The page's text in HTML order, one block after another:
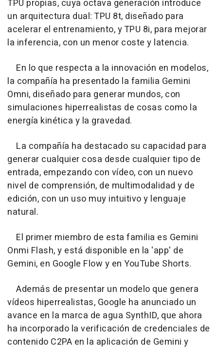
TPU propias, cuya octava generación introduce
un arquitectura dual: TPU 8t, diseñado para
acelerar el entrenamiento, y TPU 8i, para mejorar
la inferencia, con un menor coste y latencia.
En lo que respecta a la innovación en modelos,
la compañía ha presentado la familia Gemini
Omni, diseñado para generar mundos, con
simulaciones hiperrealistas de cosas como la
energía kinética y la gravedad.
La compañía ha destacado su capacidad para
generar cualquier cosa desde cualquier tipo de
entrada, empezando con vídeo, con un nuevo
nivel de comprensión, de multimodalidad y de
edición, con un uso muy intuitivo y lenguaje
natural.
El primer miembro de esta familia es Gemini
Onmi Flash, y está disponible en la 'app' de
Gemini, en Google Flow y en YouTube Shorts.
Además de presentar un modelo que genera
vídeos hiperrealistas, Google ha anunciado un
avance en la marca de agua SynthID, que ahora
ha incorporado la verificación de credenciales de
contenido C2PA en la aplicación de Gemini y